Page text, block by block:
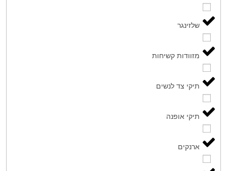
שלזינגר
מזוודות קשיחות
תיקי צד לנשים
תיקי אופנה
ארנקים